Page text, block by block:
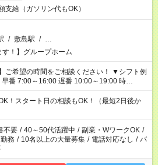
支給（ガソリン代もOK）
/ 敷島駅 / …
す！】グループホーム
希望の時間をご相談ください！ ▼シフト例
早番 7:00～16:00 遅番 10:00～19:00 時
朝はゆっくりのスタートがいい」 「お昼の時
」 など、ご希望があれば教えてください
！スタート日の相談もOK！（最短2日後か
不要 / 40～50代活躍中 / 副業・WワークOK /
務 / 10名以上の大量募集 / 電話対応なし / パ